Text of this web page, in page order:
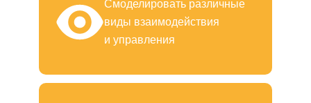
Смоделировать различные
виды взаимодействия
и управления